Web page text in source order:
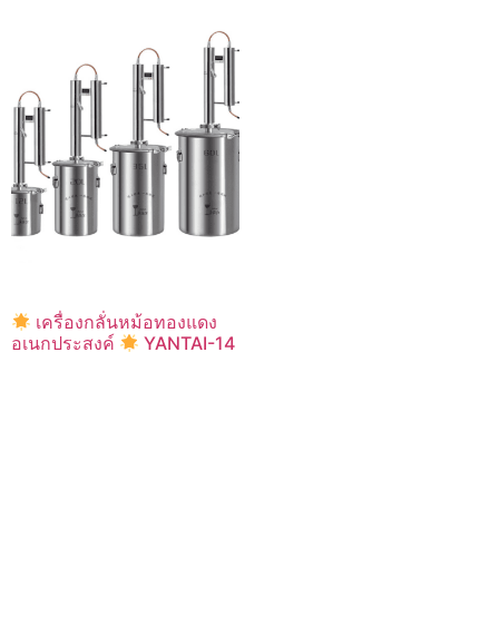
เครื่องกลั่นหม้อทองแดง
อเนกประสงค์
YANTAI-14